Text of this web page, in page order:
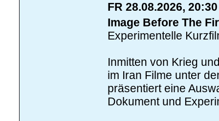
FR 28.08.2026,
Image Before The
Experimentelle
Inmitten von Krieg
im Iran Filme unter
präsentiert eine
Dokument und